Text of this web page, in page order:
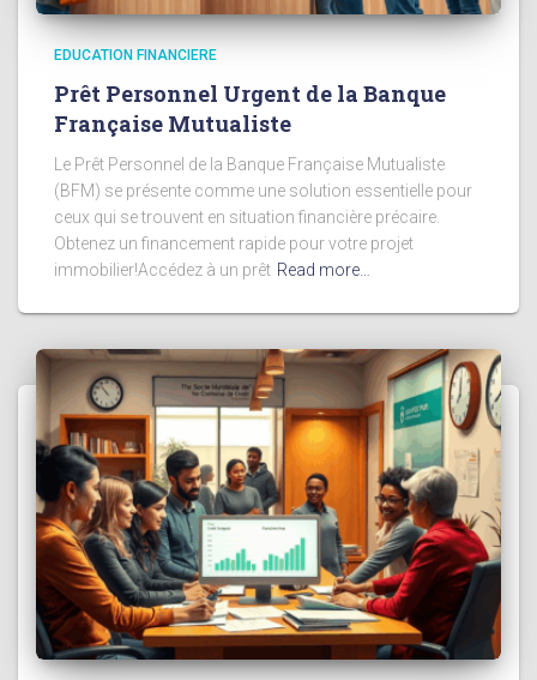
EDUCATION FINANCIERE
Prêt Personnel Urgent de la Banque
Française Mutualiste
Le Prêt Personnel de la Banque Française Mutualiste
(BFM) se présente comme une solution essentielle pour
ceux qui se trouvent en situation financière précaire.
Obtenez un financement rapide pour votre projet
immobilier!Accédez à un prêt Read more…